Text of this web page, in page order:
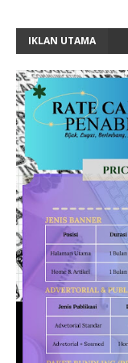
IKLAN UTAMA